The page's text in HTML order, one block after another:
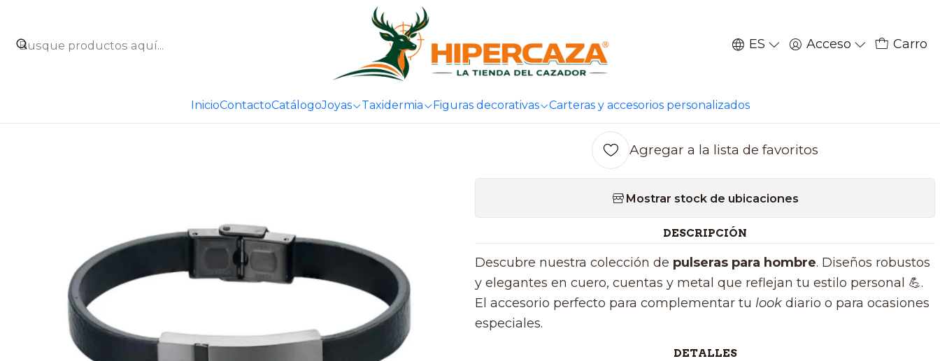
ES Acceso Carro
InicioContactoCatálogoJoyas Taxidermia Figuras decorativas Carteras y accesorios personalizados
Envios gratis a partir de 69€
Pulsera de hombre en cuero
Pulsera de hombre en cuero
Agregar a la lista de favoritos
Mostrar stock de ubicaciones
DESCRIPCIÓN
Descubre nuestra colección de pulseras para hombre. Diseños robustos
y elegantes en cuero, cuentas y metal que reflejan tu estilo personal 💪.
El accesorio perfecto para complementar tu lookdiario o para ocasiones
especiales.
DETALLES